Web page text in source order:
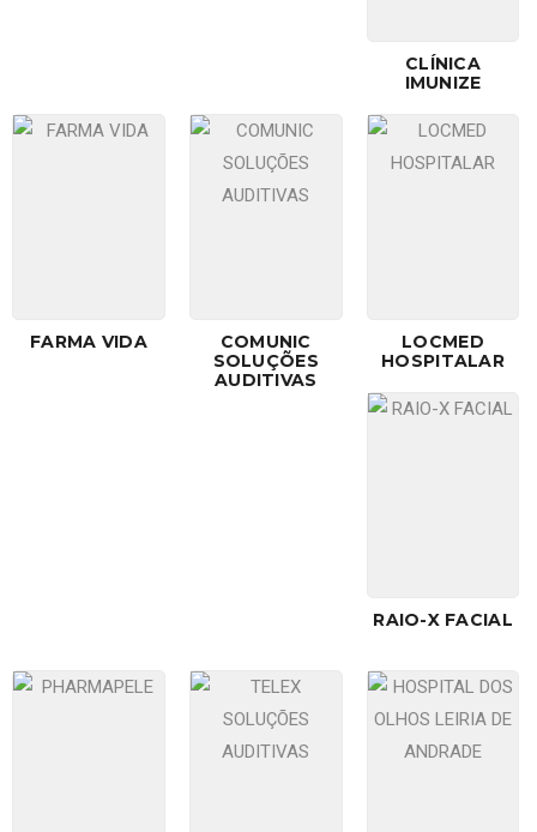
CLÍNICA
IMUNIZE
FARMA VIDA
COMUNIC
SOLUÇÕES
AUDITIVAS
LOCMED
HOSPITALAR
RAIO-X FACIAL